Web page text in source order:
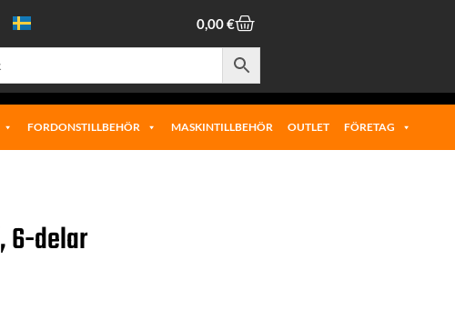
0,00€
FORDONSTILLBEHÖR MASKINTILLBEHÖR OUTLET FÖRETAG
6-delar